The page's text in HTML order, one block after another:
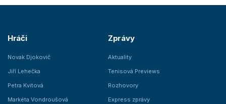
Hráči
Novak Djokovič
Jiří Lehečka
Petra Kvitová
Markéta Vondroušová
Zprávy
Aktuality
Tenisová Previews
Rozhovory
Express zprávy